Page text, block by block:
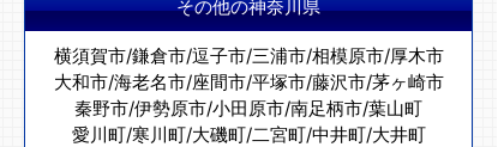
その他の神奈川県
横須賀市/鎌倉市/逗子市/三浦市/相模原市/厚木市
大和市/海老名市/座間市/平塚市/藤沢市/茅ヶ崎市
秦野市/伊勢原市/小田原市/南足柄市/葉山町
愛川町/寒川町/大磯町/二宮町/中井町/大井町